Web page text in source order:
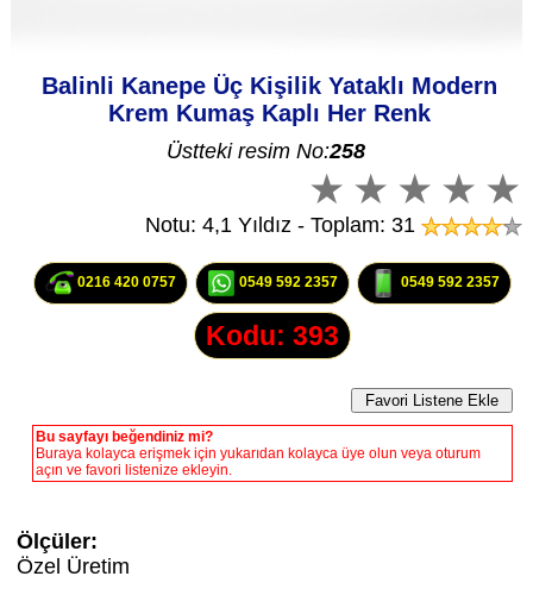
Balinli Kanepe Üç Kişilik Yataklı Modern
Krem Kumaş Kaplı Her Renk
Üstteki resim No:258
Notu: 4,1 Yıldız - Toplam: 31
0216 420 0757 0549 592 2357 0549 592 2357
Kodu: 393
Bu sayfayı beğendiniz mi?
Buraya kolayca erişmek için yukarıdan kolayca üye olun veya oturum
açın ve favori listenize ekleyin.
Ölçüler:
Özel Üretim